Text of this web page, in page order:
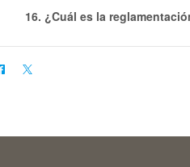
16. ¿Cuál es la